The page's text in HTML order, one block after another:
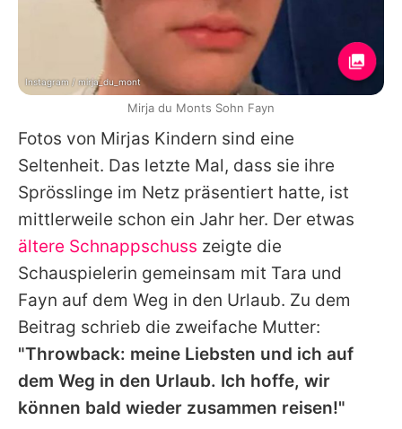
Fotos von Mirjas Kindern sind eine
Seltenheit. Das letzte Mal, dass sie ihre
Sprösslinge im Netz präsentiert hatte, ist
mittlerweile schon ein Jahr her. Der etwas
ältere Schnappschuss zeigte die
Schauspielerin gemeinsam mit Tara und
Fayn auf dem Weg in den Urlaub. Zu dem
Beitrag schrieb die zweifache Mutter:
"Throwback: meine Liebsten und ich auf
dem Weg in den Urlaub. Ich hoffe, wir
können bald wieder zusammen reisen!"
Instagram / mirja_du_mont
Mirja du Monts Sohn Fayn